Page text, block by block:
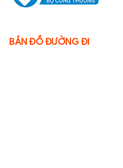
BẢN ĐỒ ĐƯỜNG ĐI